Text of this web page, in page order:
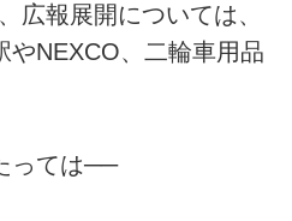
報展開については、
やNEXCO、二輪車用品
っては──